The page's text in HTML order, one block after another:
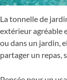
La tonnelle de
extérieur agréable
ou dans un jardin,
partager un repas,